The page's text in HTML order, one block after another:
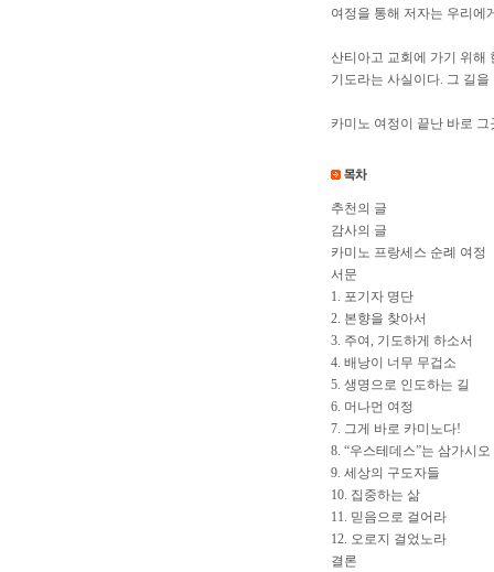
여정을 통해 저자는 우리에
산티아고 교회에 가기 위해
기도라는 사실이다. 그 길
카미노 여정이 끝난 바로
추천의 글
감사의 글
카미노 프랑세스 순례 여정
서문
1. 포기자 명단
2. 본향을 찾아서
3. 주여, 기도하게 하소서
4. 배낭이 너무 무겁소
5. 생명으로 인도하는 길
6. 머나먼 여정
7. 그게 바로 카미노다!
8. “우스테데스”는 삼가시오
9. 세상의 구도자들
10. 집중하는 삶
11. 믿음으로 걸어라
12. 오로지 걸었노라
결론